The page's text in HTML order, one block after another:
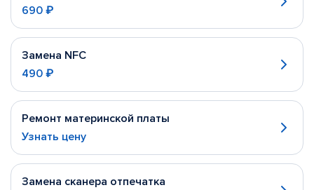
690 ₽
Замена NFC
490 ₽
Ремонт материнской платы
Узнать цену
Замена сканера отпечатка